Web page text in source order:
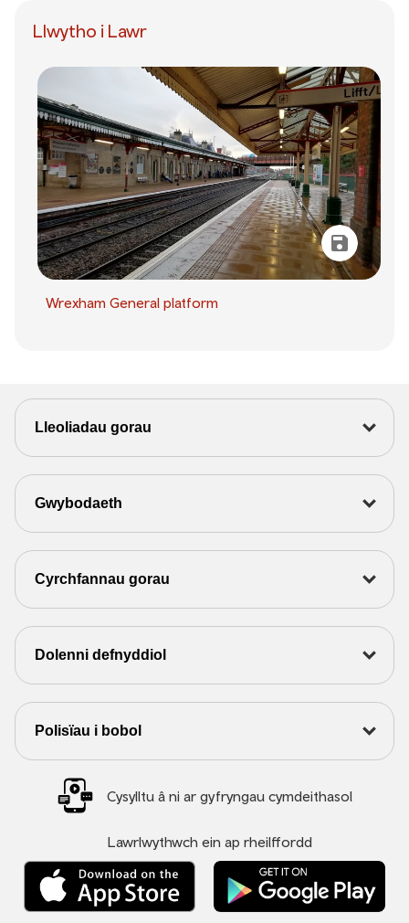
Llwytho i Lawr
Wrexham General platform
Lleoliadau gorau
Gwybodaeth
Cyrchfannau gorau
Dolenni defnyddiol
Polisïau i bobol
Cysylltu â ni ar gyfryngau cymdeithasol
Lawrlwythwch ein ap rheilffordd